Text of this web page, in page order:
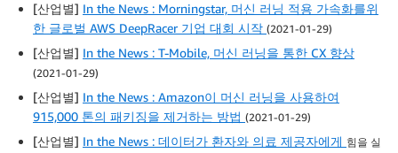
[산업별] In the News : Morningstar, 머신 러닝 적용 가속화를위
한 글로벌 AWS DeepRacer 기업 대회 시작 (2021-01-29)
[산업별] In the News : T-Mobile, 머신 러닝을 통한 CX 향상
(2021-01-29)
[산업별] In the News : Amazon이 머신 러닝을 사용하여
915,000 톤의 패키징을 제거하는 방법 (2021-01-29)
[산업별] In the News : 데이터가 환자와 의료 제공자에게 힘을 실